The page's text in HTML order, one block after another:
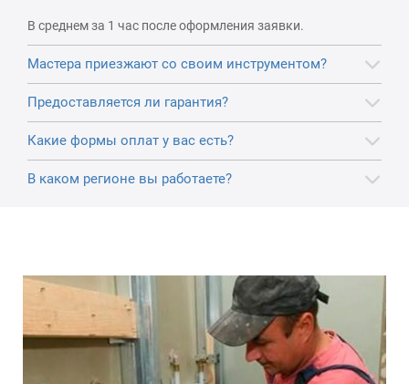
В среднем за 1 час после оформления заявки.
Мастера приезжают со своим инструментом?
Предоставляется ли гарантия?
Какие формы оплат у вас есть?
В каком регионе вы работаете?